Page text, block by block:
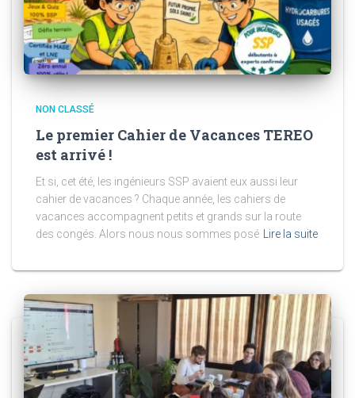
NON CLASSÉ
Le premier Cahier de Vacances TEREO
est arrivé !
Et si, cet été, les ingénieurs SSP avaient eux aussi leur
cahier de vacances ? Chaque année, les cahiers de
vacances accompagnent petits et grands sur la route
des congés. Alors nous nous sommes posé
Lire la suite